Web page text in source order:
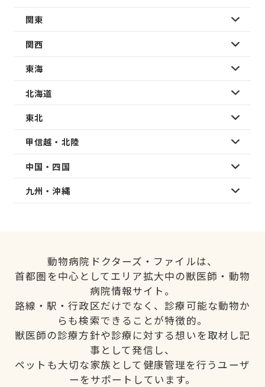
関東
関西
東海
北海道
東北
甲信越・北陸
中国・四国
九州・沖縄
動物病院ドクターズ・ファイルは、
首都圏を中心としてエリア拡大中の獣医師・動物
病院情報サイト。
路線・駅・行政区だけでなく、診療可能な動物か
らも検索できることが特徴的。
獣医師の診療方針や診療に対する想いを取材し記
事として発信し、
ペットも大切な家族として健康管理を行うユーザ
ーをサポートしています。